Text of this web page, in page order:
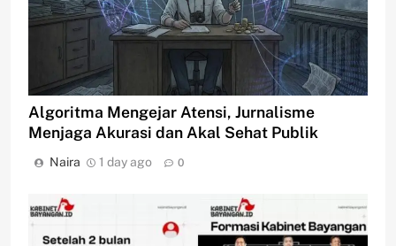
Algoritma Mengejar Atensi, Jurnalisme
Menjaga Akurasi dan Akal Sehat Publik
Naira 1 day ago 0